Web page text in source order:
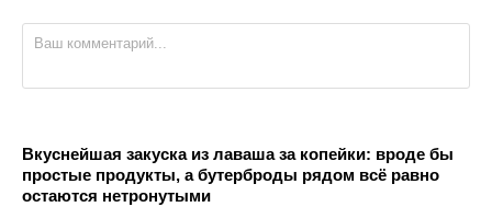
Вкуснейшая закуска из лаваша за копейки: вроде бы
простые продукты, а бутерброды рядом всё равно
остаются нетронутыми